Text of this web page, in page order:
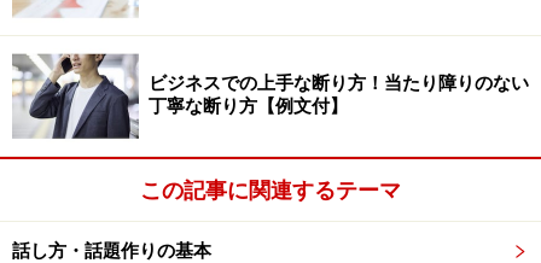
謝ることが出来なかったら、早い時期に会社を訪ねてし
っかりとお詫びをしたほうがいいですね。
男女の浮気のように、仕事でも理性では解決できない部
分が多くあります。普段からのお付き合いを上手にし
て、信頼関係ができていれば一度くらいは許してくれる
かもしれません。
ビジネスでの上手な断り方！当たり障りのない
丁寧な断り方【例文付】
この記事に関連するテーマ
話し方・話題作りの基本